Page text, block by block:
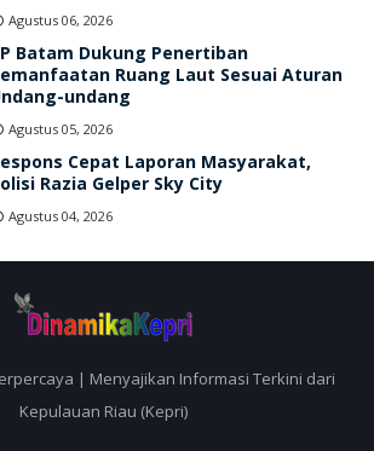
Agustus 06, 2026
Batam Dukung Penertiban
Ruang Laut Sesuai Aturan
undang
Agustus 05, 2026
Cepat Laporan Masyarakat,
Razia Gelper Sky City
Agustus 04, 2026
| Menyajikan Informasi Terkini dari
Kepulauan Riau (Kepri)